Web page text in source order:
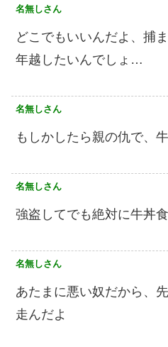
名無しさん
どこでもいいんだよ、捕
年越したいんでしょ…
名無しさん
もしかしたら親の仇で、
名無しさん
強盗してでも絶対に牛丼
名無しさん
あたまに悪い奴だから、
走んだよ